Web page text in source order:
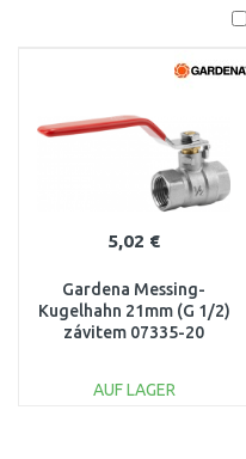
5,02 €
Gardena Messing-
Kugelhahn 21mm (G 1/2)
závitem 07335-20
AUF LAGER